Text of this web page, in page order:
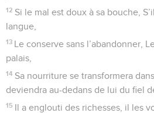
12 Si le mal est doux à sa bouche,
langue,
13 Le conserve sans l’abandonner,
palais,
14 Sa nourriture se transformera
deviendra au-dedans de lui du fiel
15 Il a englouti des richesses, il les